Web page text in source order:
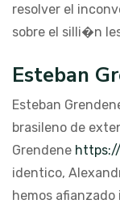
resolver el
sobre el silli�n
Esteban
Esteban
brasileno de
Grendene
identico,
hemos